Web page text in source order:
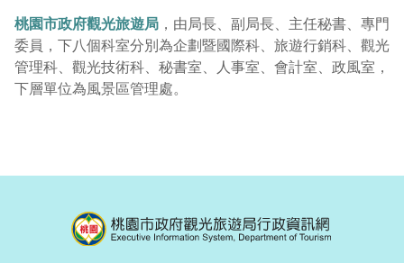
桃園市政府觀光旅遊局 ，由局長、副局長、主任秘書、專門
委員，下八個科室分別為企劃暨國際科、旅遊行銷科、觀光
管理科、觀光技術科、秘書室、人事室、會計室、政風室，
下層單位為風景區管理處。